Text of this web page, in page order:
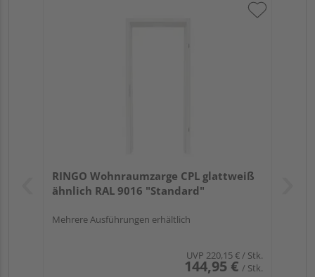
RINGO Wohnraumzarge CPL glattweiß
ähnlich RAL 9016 "Standard"
Mehrere Ausführungen erhältlich
UVP 220,15 €/ Stk.
144,95 € / Stk.